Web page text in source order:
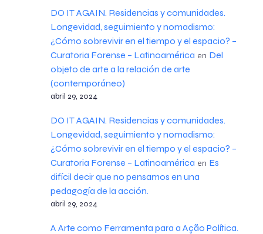
DO IT AGAIN. Residencias y comunidades.
Longevidad, seguimiento y nomadismo:
¿Cómo sobrevivir en el tiempo y el espacio? –
Curatoria Forense – Latinoamérica en Del
objeto de arte a la relación de arte
(contemporáneo)
abril 29, 2024
DO IT AGAIN. Residencias y comunidades.
Longevidad, seguimiento y nomadismo:
¿Cómo sobrevivir en el tiempo y el espacio? –
Curatoria Forense – Latinoamérica en Es
difícil decir que no pensamos en una
pedagogía de la acción.
abril 29, 2024
A Arte como Ferramenta para a Ação Política.